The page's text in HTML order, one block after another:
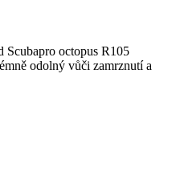
Scubapro octopus R105
odolný vůči zamrznutí a